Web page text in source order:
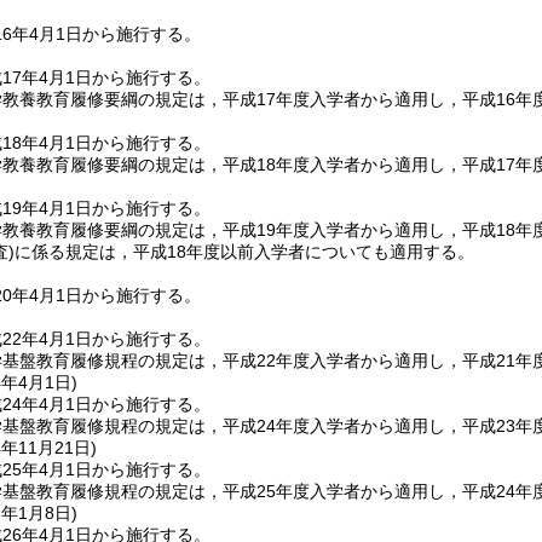
年4月1日から施行する。
年4月1日から施行する。
養教育履修要綱の規定は，平成17年度入学者から適用し，平成16
年4月1日から施行する。
養教育履修要綱の規定は，平成18年度入学者から適用し，平成17
年4月1日から施行する。
養教育履修要綱の規定は，平成19年度入学者から適用し，平成18
)に係る規定は，平成18年度以前入学者についても適用する。
年4月1日から施行する。
年4月1日から施行する。
盤教育履修規程の規定は，平成22年度入学者から適用し，平成21
4月1日)
年4月1日から施行する。
盤教育履修規程の規定は，平成24年度入学者から適用し，平成23
11月21日)
年4月1日から施行する。
盤教育履修規程の規定は，平成25年度入学者から適用し，平成24
1月8日)
年4月1日から施行する。